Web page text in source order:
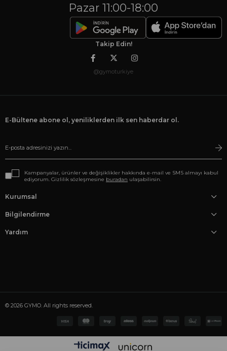
Pazar 11:00-18:00
Takip Edin!
@gymoturkiye
E-Bültene abone ol, yeniliklerden ilk sen haberdar ol.
Kampanyalar, ürünler ve değişiklikler hakkında e-mail ve SMS almayı kabul
ediyorum. Gizlilik sözleşmesine buradan ulaşabilirsin.
Kurumsal
Bilgilendirme
Yardım
© 2026 GYMO. All rights reserved.